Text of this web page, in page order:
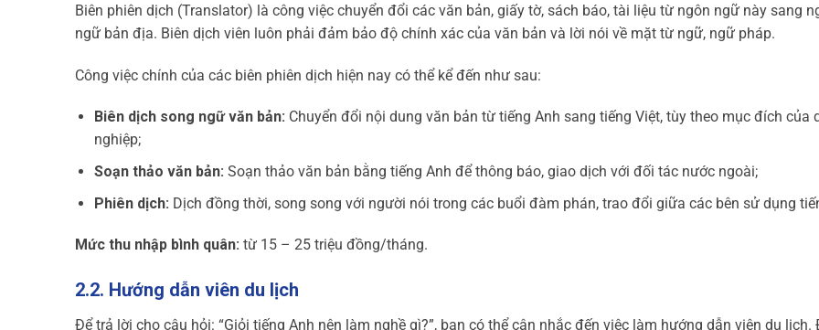
Biên phiên dịch (Translator) là công việc chuyển đổi các văn bản, giấy tờ, sách báo, tài liệu từ ngôn ngữ này sang
ngữ bản địa. Biên dịch viên luôn phải đảm bảo độ chính xác của văn bản và lời nói về mặt từ ngữ, ngữ pháp.
Công việc chính của các biên phiên dịch hiện nay có thể kể đến như sau:
Biên dịch song ngữ văn bản: Chuyển đổi nội dung văn bản từ tiếng Anh sang tiếng Việt, tùy theo mục đích của
nghiệp;
Soạn thảo văn bản: Soạn thảo văn bản bằng tiếng Anh để thông báo, giao dịch với đối tác nước ngoài;
Phiên dịch: Dịch đồng thời, song song với người nói trong các buổi đàm phán, trao đổi giữa các bên sử dụng
Mức thu nhập bình quân: từ 15 – 25 triệu đồng/tháng.
2.2. Hướng dẫn viên du lịch
Để trả lời cho câu hỏi: “Giỏi tiếng Anh nên làm nghề gì?”, bạn có thể cân nhắc đến việc làm hướng dẫn viên du lịch.